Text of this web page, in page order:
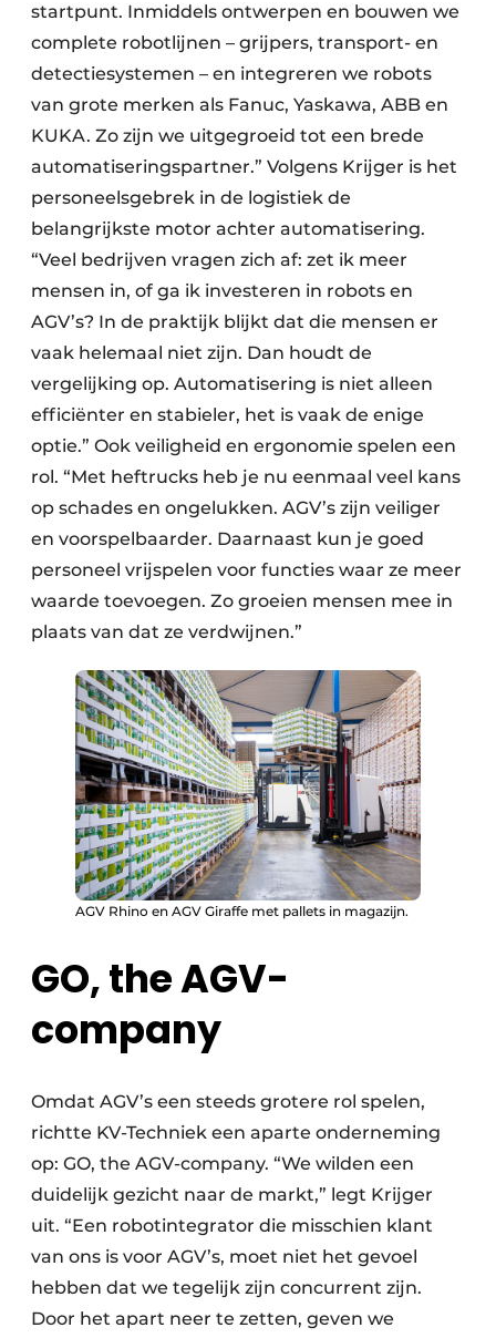
startpunt. Inmiddels ontwerpen en bouwen we
complete robotlijnen – grijpers, transport- en
detectiesystemen – en integreren we robots
van grote merken als Fanuc, Yaskawa, ABB en
KUKA. Zo zijn we uitgegroeid tot een brede
automatiseringspartner.” Volgens Krijger is het
personeelsgebrek in de logistiek de
belangrijkste motor achter automatisering.
“Veel bedrijven vragen zich af: zet ik meer
mensen in, of ga ik investeren in robots en
AGV’s? In de praktijk blijkt dat die mensen er
vaak helemaal niet zijn. Dan houdt de
vergelijking op. Automatisering is niet alleen
efficiënter en stabieler, het is vaak de enige
optie.” Ook veiligheid en ergonomie spelen een
rol. “Met heftrucks heb je nu eenmaal veel kans
op schades en ongelukken. AGV’s zijn veiliger
en voorspelbaarder. Daarnaast kun je goed
personeel vrijspelen voor functies waar ze meer
waarde toevoegen. Zo groeien mensen mee in
plaats van dat ze verdwijnen.”
AGV Rhino en AGV Giraffe met pallets in magazijn.
GO, the AGV-
company
Omdat AGV’s een steeds grotere rol spelen,
richtte KV-Techniek een aparte onderneming
op: GO, the AGV-company. “We wilden een
duidelijk gezicht naar de markt,” legt Krijger
uit. “Een robotintegrator die misschien klant
van ons is voor AGV’s, moet niet het gevoel
hebben dat we tegelijk zijn concurrent zijn.
Door het apart neer te zetten, geven we